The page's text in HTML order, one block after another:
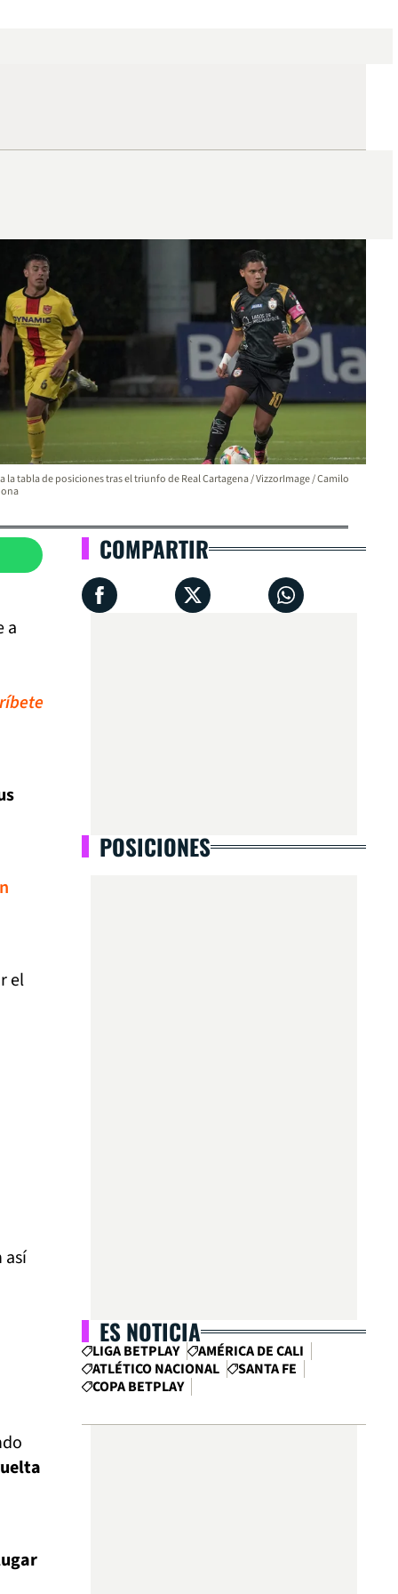
la tabla de posiciones tras el triunfo de Real Cartagena / VizzorImage / Camilo
a
el
así
COMPARTIR
POSICIONES
ES NOTICIA
LIGA BETPLAY
AMÉRICA DE CALI
ATLÉTICO NACIONAL
SANTA FE
COPA BETPLAY